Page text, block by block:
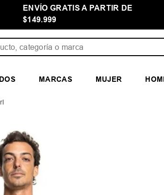
ENVÍO GRATIS A PARTIR DE
$149.999
MARCAS MUJER